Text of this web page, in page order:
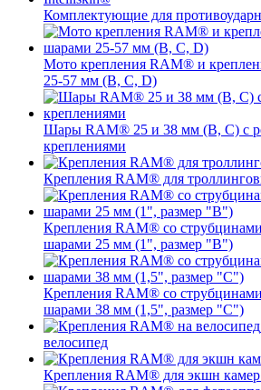
Комплектующие для
Мото крепления RAM® и
25-57 мм (B, C, D)
Шары RAM® 25 и 38 мм (B, C) с
креплениями
Крепления RAM® для
Крепления RAM® со
шарами 25 мм (1", размер "B")
Крепления RAM® со
шарами 38 мм (1,5", размер "C")
велосипед
Крепления RAM® для экшн